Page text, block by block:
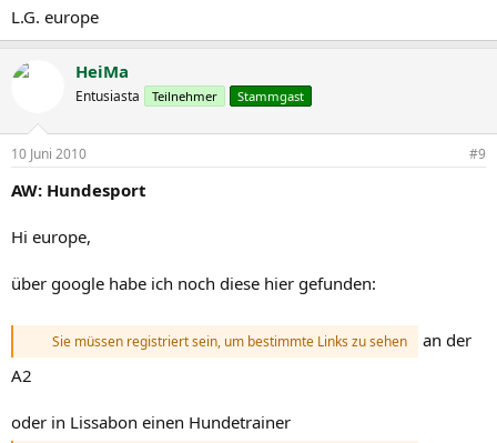
L.G. europe
HeiMa
Entusiasta Teilnehmer Stammgast
10 Juni 2010 #9
AW: Hundesport
Hi europe,
über google habe ich noch diese hier gefunden:
Sie müssen registriert sein, um bestimmte Links zu sehen
an der
A2
oder in Lissabon einen Hundetrainer